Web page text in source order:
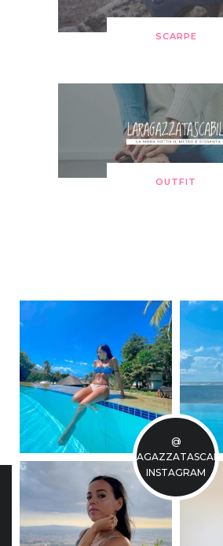
SCARPE
OUTFIT
@
INSTAGRAM